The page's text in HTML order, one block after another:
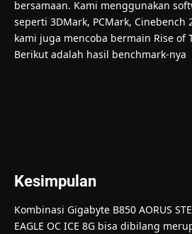
bersamaan. Kami menggunakan
seperti 3DMark, PCMark, Cinebench
kami juga mencoba bermain Rise of
Berikut adalah hasil benchmark-nya
Kesimpulan
Kombinasi Gigabyte B850 AORUS
EAGLE OC ICE 8G bisa dibilang